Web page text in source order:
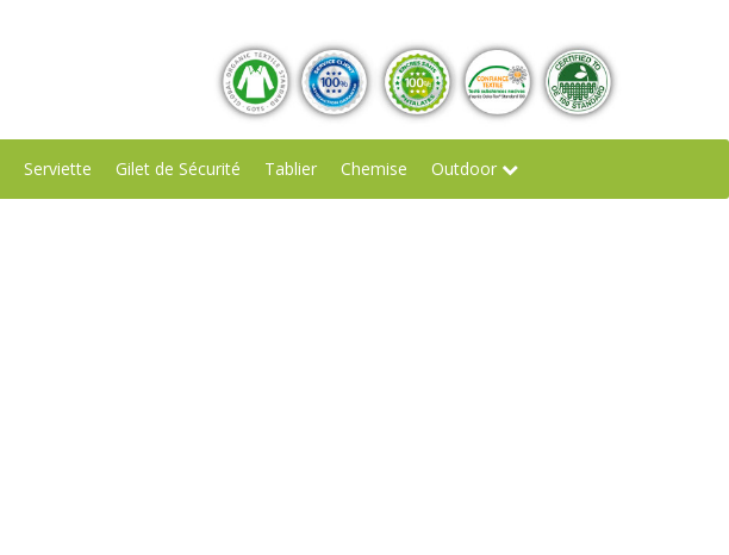
Serviette Gilet de Sécurité Tablier Chemise Outdoor